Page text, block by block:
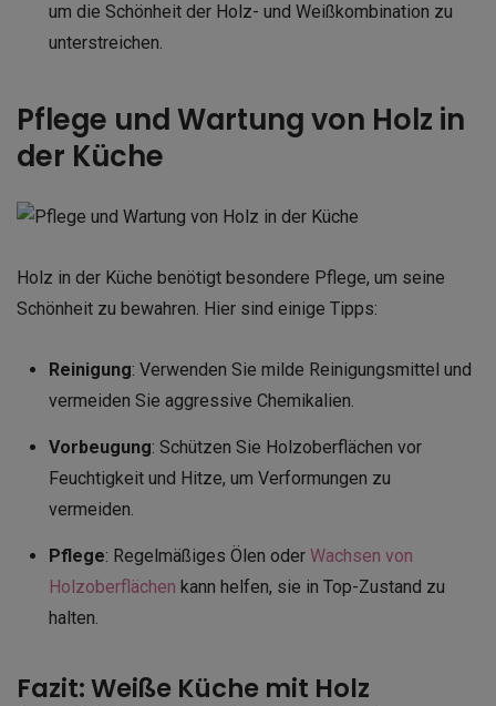
um die Schönheit der Holz- und Weißkombination zu
unterstreichen.
Pflege und Wartung von Holz in
der Küche
Holz in der Küche benötigt besondere Pflege, um seine
Schönheit zu bewahren. Hier sind einige Tipps:
Reinigung: Verwenden Sie milde Reinigungsmittel und
vermeiden Sie aggressive Chemikalien.
Vorbeugung: Schützen Sie Holzoberflächen vor
Feuchtigkeit und Hitze, um Verformungen zu
vermeiden.
Pflege: Regelmäßiges Ölen oder Wachsen von
Holzoberflächen kann helfen, sie in Top-Zustand zu
halten.
Fazit: Weiße Küche mit Holz